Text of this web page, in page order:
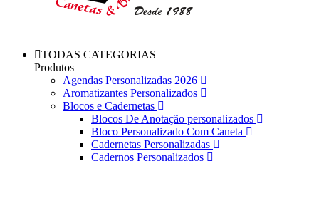
TODAS CATEGORIAS
Produtos
Agendas Personalizadas 2026
Aromatizantes Personalizados
Blocos e Cadernetas
Blocos De Anotação personalizados
Bloco Personalizado Com Caneta
Cadernetas Personalizadas
Cadernos Personalizados